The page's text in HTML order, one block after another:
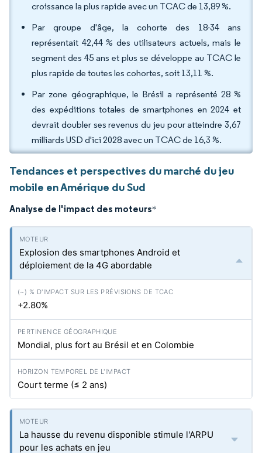
croissance la plus rapide avec un TCAC de 13,89 %.
Par groupe d'âge, la cohorte des 18-34 ans
représentait 42,44 % des utilisateurs actuels, mais le
segment des 45 ans et plus se développe au TCAC le
plus rapide de toutes les cohortes, soit 13,11 %.
Par zone géographique, le Brésil a représenté 28 %
des expéditions totales de smartphones en 2024 et
devrait doubler ses revenus du jeu pour atteindre 3,67
milliards USD d'ici 2028 avec un TCAC de 16,3 %.
Tendances et perspectives du marché du jeu
mobile en Amérique du Sud
Analyse de l'impact des moteurs*
Explosion des smartphones Android et
déploiement de la 4G abordable
+2.80%
Mondial, plus fort au Brésil et en Colombie
Court terme (≤ 2 ans)
La hausse du revenu disponible stimule l'ARPU
pour les achats en jeu